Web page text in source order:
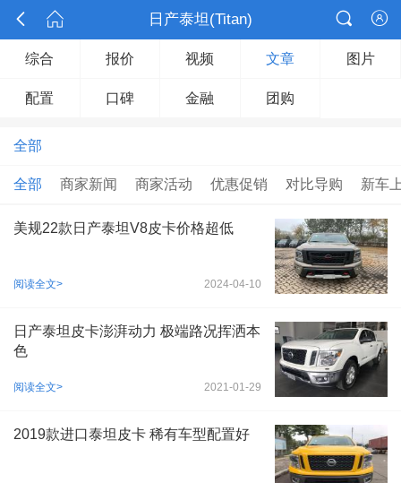
  日产泰坦(Titan) 

综合 报价 视频 文章 图片
配置 口碑 金融 团购
全部
全部 商家新闻 商家活动 优惠促销 对比导购 新车
美规22款日产泰坦V8皮卡价格超低
2024-04-10
阅读全文>
日产泰坦皮卡澎湃动力 极端路况挥洒本
色
2021-01-29
阅读全文>
2019款进口泰坦皮卡 稀有车型配置好